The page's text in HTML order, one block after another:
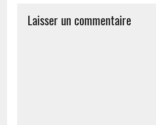
Laisser un commentaire